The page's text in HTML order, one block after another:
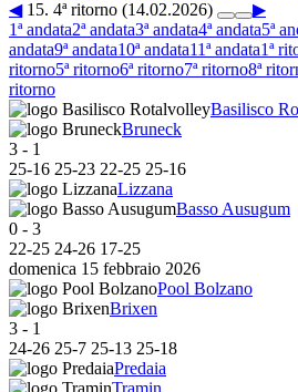
◀15. 4ª ritorno (14.02.2026)
▶
1ª andata2ª andata3ª andata4ª andata5ª
andata9ª andata10ª andata11ª andata1ª
ritorno5ª ritorno6ª ritorno7ª ritorno8ª
ritorno
Basilisco
Bruneck
3 - 1
25-16 25-23 22-25 25-16
Lizzana
Basso Ausugum
0 - 3
22-25 24-26 17-25
domenica 15 febbraio 2026
Pool Bolzano
Brixen
3 - 1
24-26 25-7 25-13 25-18
Predaia
Tramin